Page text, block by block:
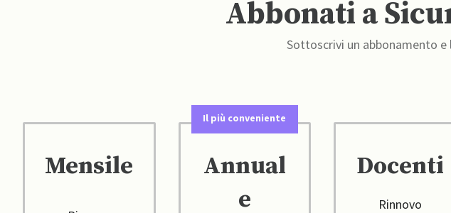
Abbonati a
Sottoscrivi un abbonamento
Mensile
Il più conveniente
Annual
e
Docenti
Rinnovo